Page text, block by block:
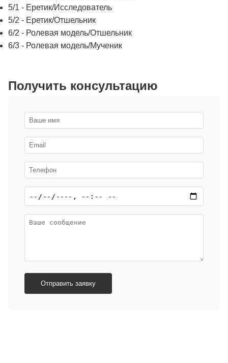
5/1 - Еретик/Исследователь
5/2 - Еретик/Отшельник
6/2 - Ролевая модель/Отшельник
6/3 - Ролевая модель/Мученик
Получить консультацию
Отправить заявку